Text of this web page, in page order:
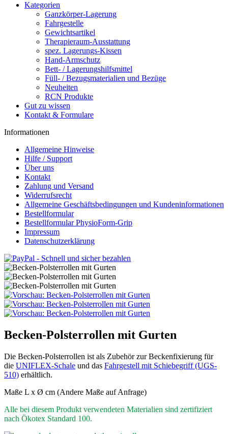
Kategorien
Ganzkörper-Lagerung
Fahrgestelle
Gewichtsartikel
Therapieraum-Ausstattung
spez. Lagerungs-Kissen
Hand-Armschutz
Bett- / Lagerungshilfsmittel
Füll- / Bezugsmaterialien und Bezüge
Neuheiten
RCN Produkte
Gut zu wissen
Kontakt & Formulare
Informationen
Allgemeine Hinweise
Hilfe / Support
Über uns
Kontakt
Zahlung und Versand
Widerrufsrecht
Allgemeine Geschäftsbedingungen und Kundeninformationen
Bestellformular
Bestellformular PhysioForm-Grip
Impressum
Datenschutzerklärung
Becken-Polsterrollen mit Gurten
Die Becken-Polsterrollen ist als Zubehör zur Beckenfixierung für
die UNIFLEX-Schale und das Fahrgestell mit Schiebegriff (UGS-
510) erhältlich.
Maße L x Ø cm (Andere Maße auf Anfrage)
Alle bei diesem Produkt verwendeten Materialien sind zertifiziert
nach Ökotex Standard 100.